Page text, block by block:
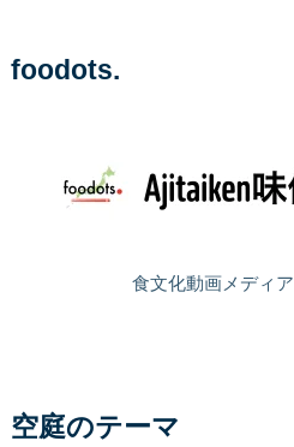
foodots.
食文化動画メディア
空庭のテーマ